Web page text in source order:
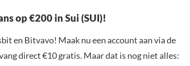
op €200 in Sui (SUI)!
en Bitvavo! Maak nu een account aan via de
direct €10 gratis. Maar dat is nog niet alles: